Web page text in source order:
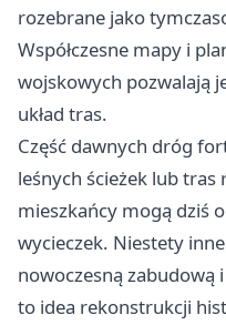
rozebrane jako
Współczesne mapy i
wojskowych pozwalają
układ tras.
Część dawnych dróg
leśnych ścieżek lub
mieszkańcy mogą dziś
wycieczek. Niestety
nowoczesną
to idea rekonstrukcji